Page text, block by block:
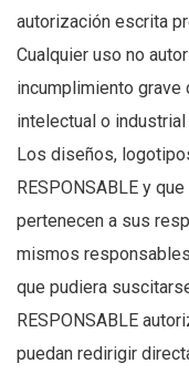
autorización escrita
Cualquier uso no
incumplimiento
intelectual o industrial
Los diseños,
RESPONSABLE y
pertenecen a sus
mismos
que pudiera
RESPONSABLE
puedan redirigir